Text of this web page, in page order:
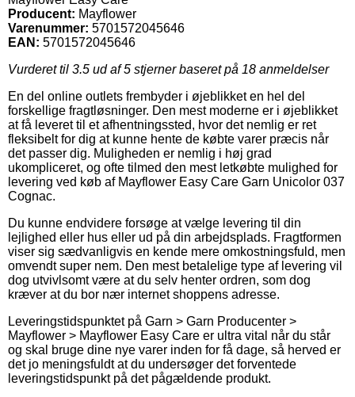
Producent: Mayflower
Varenummer: 5701572045646
EAN: 5701572045646
Vurderet til 3.5 ud af 5 stjerner baseret på 18 anmeldelser
En del online outlets frembyder i øjeblikket en hel del
forskellige fragtløsninger. Den mest moderne er i øjeblikket
at få leveret til et afhentningssted, hvor det nemlig er ret
fleksibelt for dig at kunne hente de købte varer præcis når
det passer dig. Muligheden er nemlig i høj grad
ukompliceret, og ofte tilmed den mest letkøbte mulighed for
levering ved køb af Mayflower Easy Care Garn Unicolor 037
Cognac.
Du kunne endvidere forsøge at vælge levering til din
lejlighed eller hus eller ud på din arbejdsplads. Fragtformen
viser sig sædvanligvis en kende mere omkostningsfuld, men
omvendt super nem. Den mest betalelige type af levering vil
dog utvivlsomt være at du selv henter ordren, som dog
kræver at du bor nær internet shoppens adresse.
Leveringstidspunktet på Garn > Garn Producenter >
Mayflower > Mayflower Easy Care er ultra vital når du står
og skal bruge dine nye varer inden for få dage, så herved er
det jo meningsfuldt at du undersøger det forventede
leveringstidspunkt på det pågældende produkt.